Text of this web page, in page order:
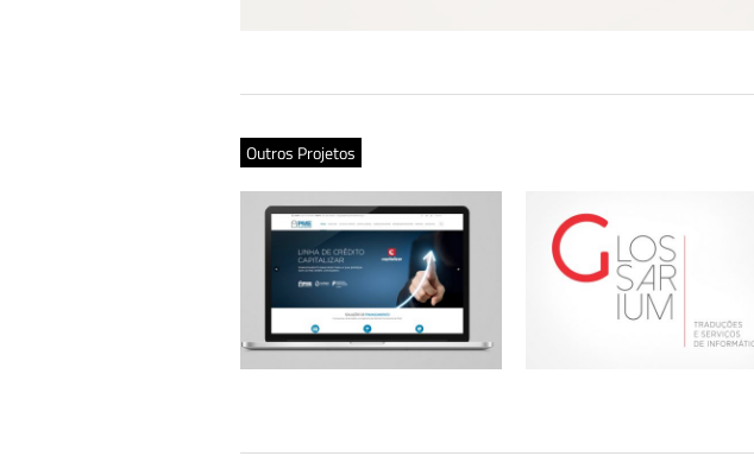
Outros Projetos